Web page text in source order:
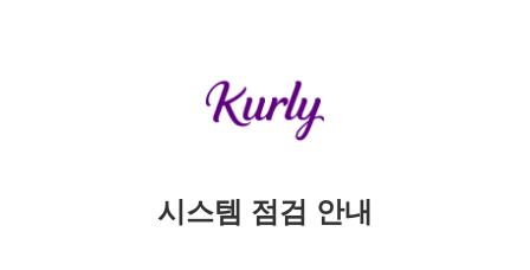
시스템 점검 안내